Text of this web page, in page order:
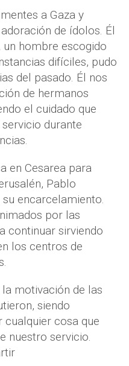
a Gaza y
de ídolos. Él
hombre escogido
difíciles, pudo
del pasado. Él nos
de hermanos
el cuidado que
durante
en Cesarea para
Pablo
encarcelamiento.
por las
continuar sirviendo
los centros de
motivación de las
siendo
cosa que
nuestro servicio.